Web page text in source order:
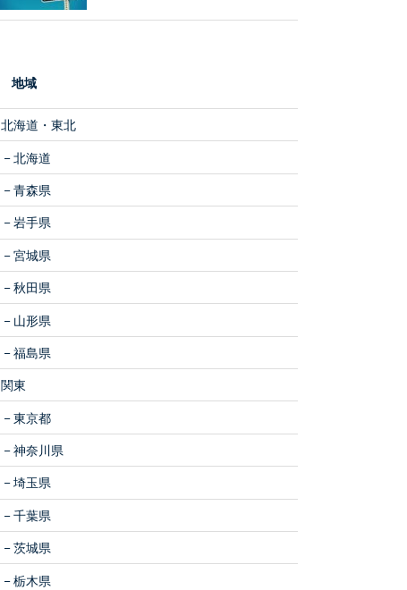
地域
北海道・東北
北海道
青森県
岩手県
宮城県
秋田県
山形県
福島県
関東
東京都
神奈川県
埼玉県
千葉県
茨城県
栃木県